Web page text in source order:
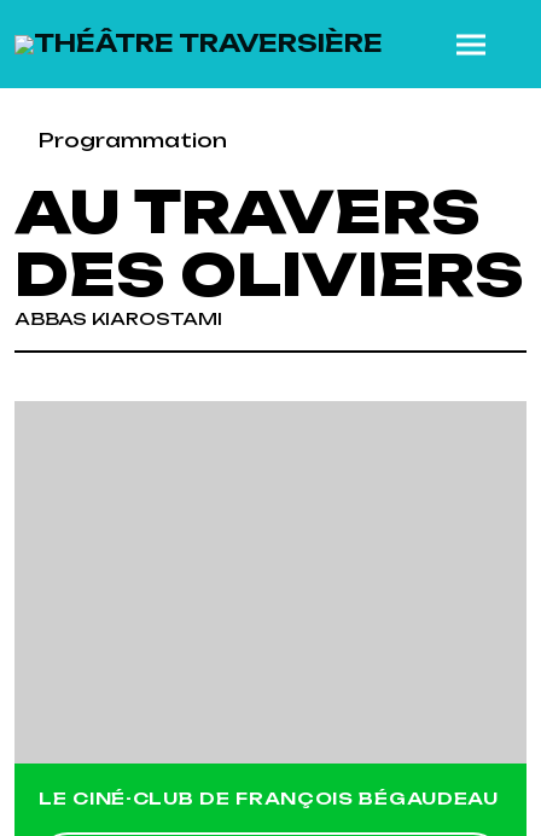
Programmation
AU TRAVERS
DES OLIVIERS
ABBAS KIAROSTAMI
LE CINÉ-CLUB DE FRANÇOIS BÉGAUDEAU